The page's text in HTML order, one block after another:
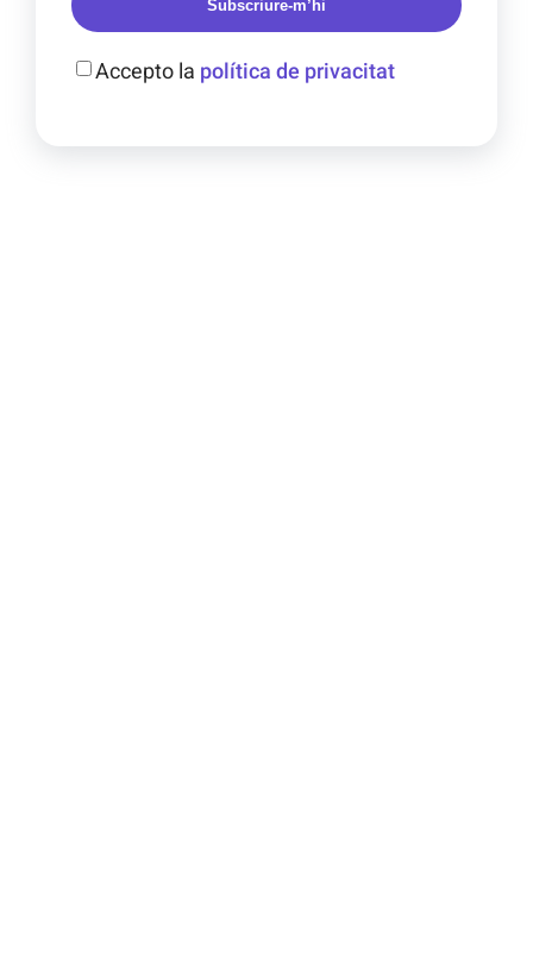
Subscriure-m’hi
Accepto la política de privacitat